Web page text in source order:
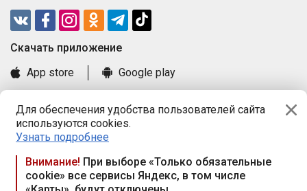
Для обеспечения удобства пользователей сайта
используются cookies.
Узнать подробнее
Внимание! При выборе «Только обязательные
cookie» все сервисы Яндекс, в том числе
Cкачать приложение
App store
Google play
Книга замечаний и предложений
Правила и документы
Praca.by © 2000—2026, ООО «ПРАЦА БАЙ»
Республика Беларусь, 220114, г. Минск, пр-т Независимости
117а, пом. № 9.